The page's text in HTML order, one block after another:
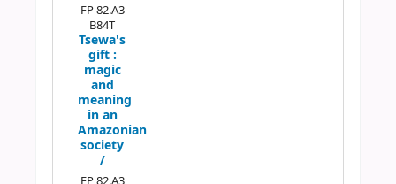
FP 82.A3
B84T
Tsewa's
gift :
magic
and
meaning
in an
Amazonian
society
/